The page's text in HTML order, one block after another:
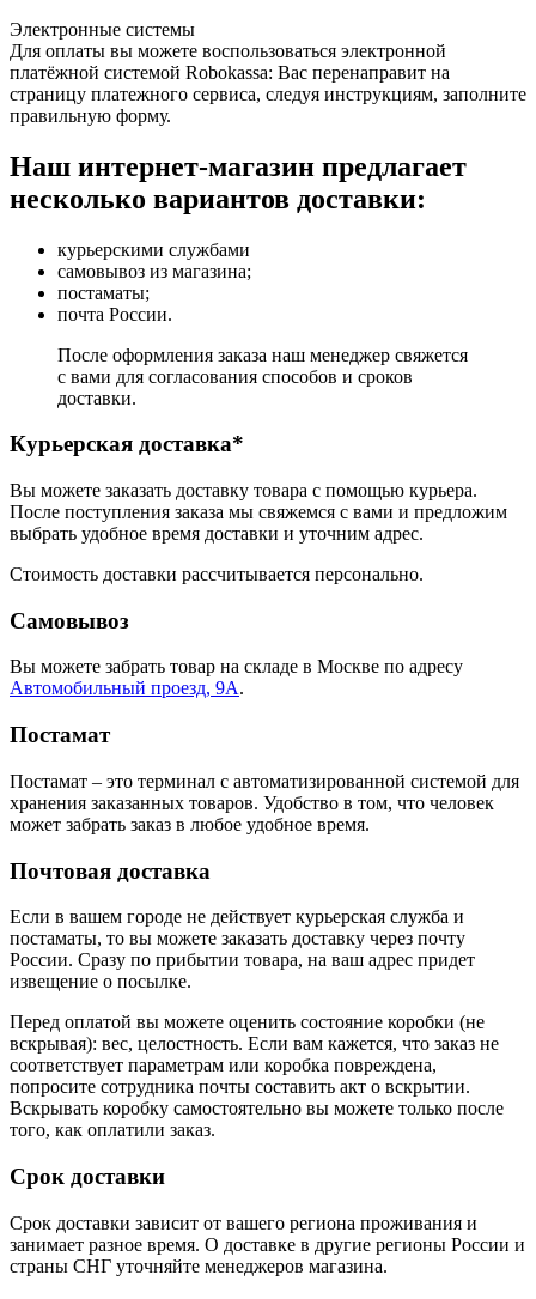
Электронные системы
Для оплаты вы можете воспользоваться электронной
платёжной системой Robokassa: Вас перенаправит на
страницу платежного сервиса, следуя инструкциям, заполните
правильную форму.
Наш интернет-магазин предлагает
несколько вариантов доставки:
курьерскими службами
самовывоз из магазина;
постаматы;
почта России.
После оформления заказа наш менеджер свяжется
с вами для согласования способов и сроков
доставки.
Курьерская доставка*
Вы можете заказать доставку товара с помощью курьера.
После поступления заказа мы свяжемся с вами и предложим
выбрать удобное время доставки и уточним адрес.
Стоимость доставки рассчитывается персонально.
Самовывоз
Вы можете забрать товар на складе в Москве по адресу
Автомобильный проезд, 9А.
Постамат
Постамат – это терминал с автоматизированной системой для
хранения заказанных товаров. Удобство в том, что человек
может забрать заказ в любое удобное время.
Почтовая доставка
Если в вашем городе не действует курьерская служба и
постаматы, то вы можете заказать доставку через почту
России. Сразу по прибытии товара, на ваш адрес придет
извещение о посылке.
Перед оплатой вы можете оценить состояние коробки (не
вскрывая): вес, целостность. Если вам кажется, что заказ не
соответствует параметрам или коробка повреждена,
попросите сотрудника почты составить акт о вскрытии.
Вскрывать коробку самостоятельно вы можете только после
того, как оплатили заказ.
Срок доставки
Срок доставки зависит от вашего региона проживания и
занимает разное время. О доставке в другие регионы России и
страны СНГ уточняйте менеджеров магазина.